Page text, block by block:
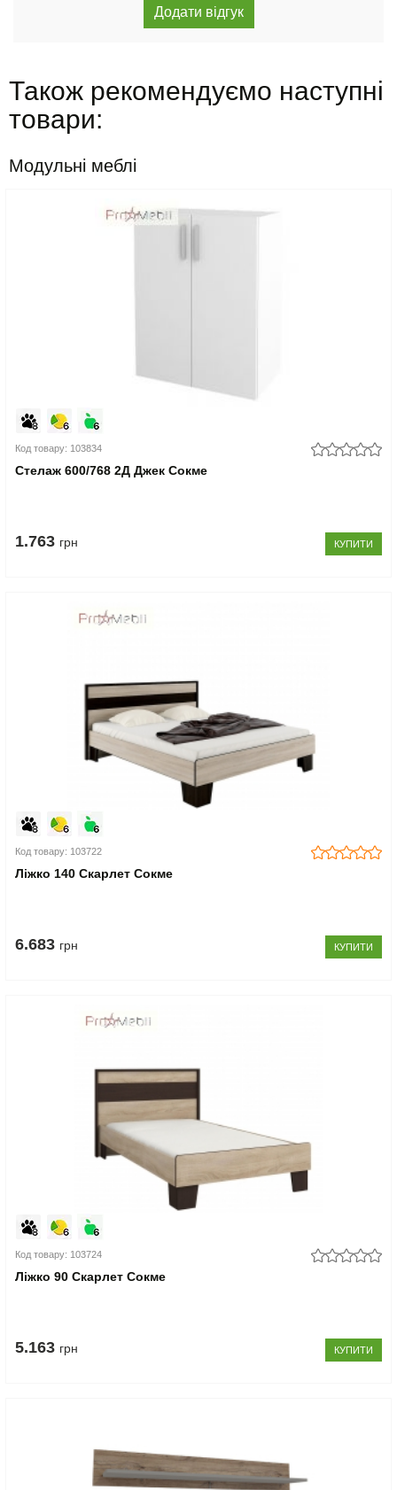
Також рекомендуємо наступні
товари:
Модульні меблі
Код товару: 103834
Стелаж 600/768 2Д Джек Сокме
1.763 грн КУПИТИ
Код товару: 103722
Ліжко 140 Скарлет Сокме
6.683 грн КУПИТИ
Код товару: 103724
Ліжко 90 Скарлет Сокме
5.163 грн КУПИТИ